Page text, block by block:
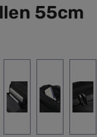
55cm